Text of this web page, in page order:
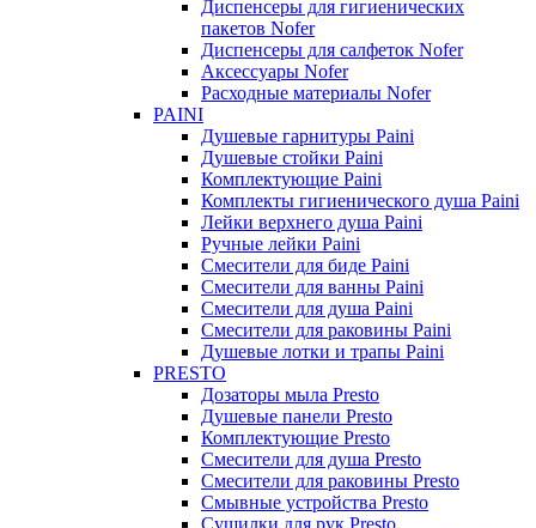
Диспенсеры для гигиенических
пакетов Nofer
Диспенсеры для салфеток Nofer
Аксессуары Nofer
Расходные материалы Nofer
PAINI
Душевые гарнитуры Paini
Душевые стойки Paini
Комплектующие Paini
Комплекты гигиенического душа Paini
Лейки верхнего душа Paini
Ручные лейки Paini
Смесители для биде Paini
Смесители для ванны Paini
Смесители для душа Paini
Смесители для раковины Paini
Душевые лотки и трапы Paini
PRESTO
Дозаторы мыла Presto
Душевые панели Presto
Комплектующие Presto
Смесители для душа Presto
Смесители для раковины Presto
Смывные устройства Presto
Сушилки для рук Presto